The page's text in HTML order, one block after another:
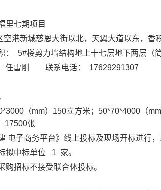
幸福里七期项目
空港新城慈恩大街以北，天翼大道以东，香
：
5#楼剪力墙结构地上十七层地下两层 （
雷刚 联系电话：
17629291307
（mm） 150立方米； 50*70*4000（
17500张
电子商务平台》线上投标及现场开标进行
拟中标单位
1 家。
购招标不接受联合体投标。